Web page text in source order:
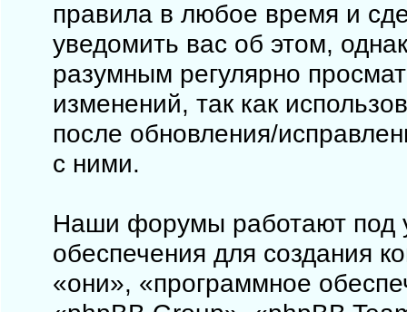
правила в любое время и
уведомить вас об этом,
разумным регулярно
изменений, так как
после обновления/
с ними.
Наши форумы работают под
обеспечения для создания
«они», «программное